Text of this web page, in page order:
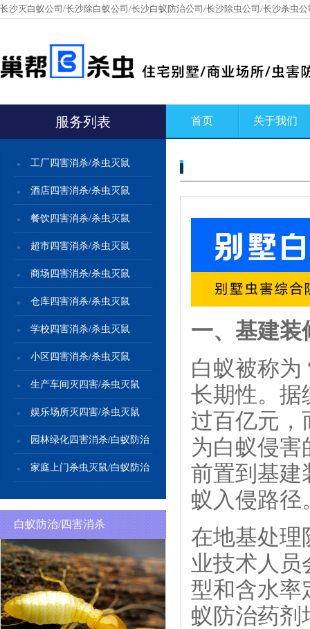
长沙灭白蚁公司/长沙除白蚁公司/长沙白蚁防治公司/长沙除虫公司/长沙杀虫
服务列表 首页 关于我们
工厂四害消杀/杀虫灭鼠
酒店四害消杀/杀虫灭鼠
餐饮四害消杀/杀虫灭鼠
超市四害消杀/杀虫灭鼠
商场四害消杀/杀虫灭鼠
仓库四害消杀/杀虫灭鼠
学校四害消杀/杀虫灭鼠
小区四害消杀/杀虫灭鼠
生产车间灭四害/杀虫灭鼠
娱乐场所灭四害/杀虫灭鼠
园林绿化四害消杀/白蚁防治
家庭上门杀虫灭鼠/白蚁防治
白蚁防治/四害消杀
一、基建装
白蚁被称为
长期性。据
过百亿元，
为白蚁侵害
前置到基建
蚁入侵路径
在地基处理
业技术人员
型和含水率
蚁防治药剂